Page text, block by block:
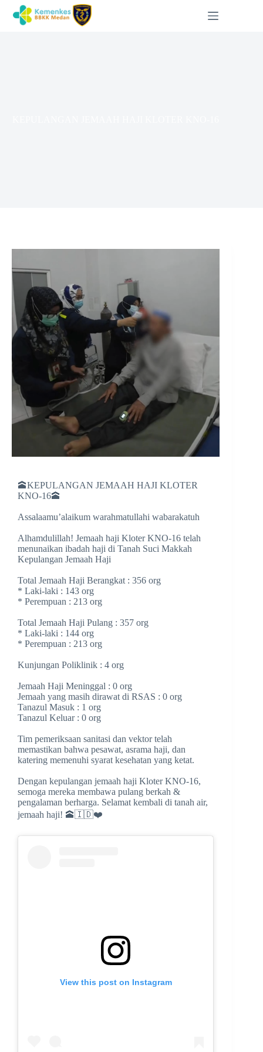
🕋KEPULANGAN JEMAAH HAJI KLOTER
KNO-16🕋
Assalaamu’alaikum warahmatullahi wabarakatuh
Alhamdulillah! Jemaah haji Kloter KNO-16 telah
menunaikan ibadah haji di Tanah Suci Makkah
Kepulangan Jemaah Haji
Total Jemaah Haji Berangkat : 356 org
* Laki-laki : 143 org
* Perempuan : 213 org
Total Jemaah Haji Pulang : 357 org
* Laki-laki : 144 org
* Perempuan : 213 org
Kunjungan Poliklinik : 4 org
Jemaah Haji Meninggal : 0 org
Jemaah yang masih dirawat di RSAS : 0 org
Tanazul Masuk : 1 org
Tanazul Keluar : 0 org
Tim pemeriksaan sanitasi dan vektor telah
memastikan bahwa pesawat, asrama haji, dan
katering memenuhi syarat kesehatan yang ketat.
Dengan kepulangan jemaah haji Kloter KNO-16,
semoga mereka membawa pulang berkah &
pengalaman berharga. Selamat kembali di tanah air,
jemaah haji! 🕋🇮🇩❤️
View this post on Instagram